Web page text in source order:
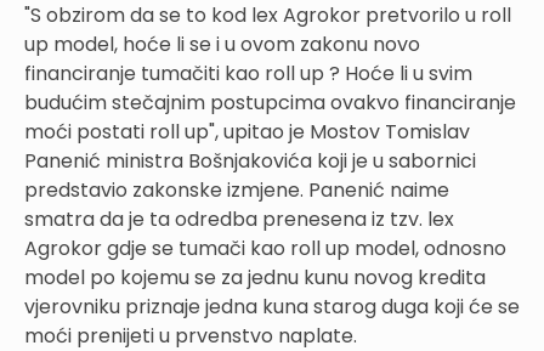
"S obzirom da se to kod lex Agrokor pretvorilo u roll
up model, hoće li se i u ovom zakonu novo
financiranje tumačiti kao roll up ? Hoće li u svim
budućim stečajnim postupcima ovakvo financiranje
moći postati roll up", upitao je Mostov Tomislav
Panenić ministra Bošnjakovića koji je u sabornici
predstavio zakonske izmjene. Panenić naime
smatra da je ta odredba prenesena iz tzv. lex
Agrokor gdje se tumači kao roll up model, odnosno
model po kojemu se za jednu kunu novog kredita
vjerovniku priznaje jedna kuna starog duga koji će se
moći prenijeti u prvenstvo naplate.